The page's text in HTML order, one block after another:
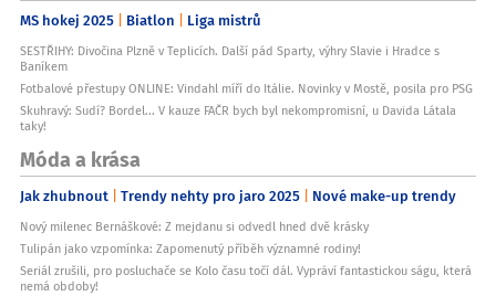
MS hokej 2025 Biatlon Liga mistrů
SESTŘIHY: Divočina Plzně v Teplicích. Další pád Sparty, výhry Slavie i Hradce s
Baníkem
Fotbalové přestupy ONLINE: Vindahl míří do Itálie. Novinky v Mostě, posila pro PSG
Skuhravý: Sudí? Bordel... V kauze FAČR bych byl nekompromisní, u Davida Látala
taky!
Móda a krása
Jak zhubnout Trendy nehty pro jaro 2025 Nové make-up trendy
Nový milenec Bernáškové: Z mejdanu si odvedl hned dvě krásky
Tulipán jako vzpomínka: Zapomenutý příběh významné rodiny!
Seriál zrušili, pro posluchače se Kolo času točí dál. Vypráví fantastickou ságu, která
nemá obdoby!